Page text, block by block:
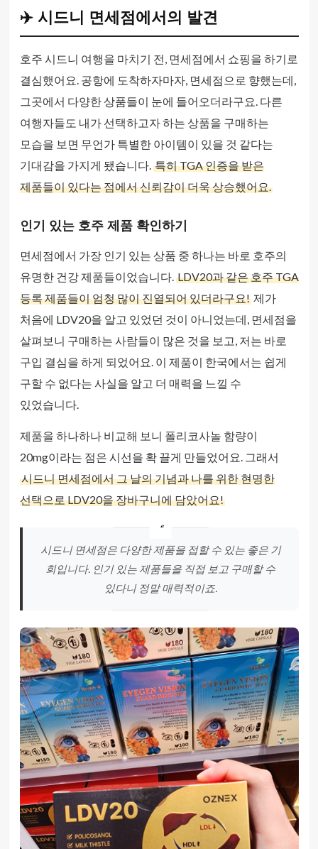
✈️ 시드니 면세점에서의 발견
호주 시드니 여행을 마치기 전, 면세점에서 쇼핑을 하기로
결심했어요. 공항에 도착하자마자, 면세점으로 향했는데,
그곳에서 다양한 상품들이 눈에 들어오더라구요. 다른
여행자들도 내가 선택하고자 하는 상품을 구매하는
모습을 보면 무언가 특별한 아이템이 있을 것 같다는
기대감을 가지게 됐습니다. 특히 TGA 인증을 받은
제품들이 있다는 점에서 신뢰감이 더욱 상승했어요.
인기 있는 호주 제품 확인하기
면세점에서 가장 인기 있는 상품 중 하나는 바로 호주의
유명한 건강 제품들이었습니다. LDV20과 같은 호주 TGA
등록 제품들이 엄청 많이 진열되어 있더라구요!제가
처음에 LDV20을 알고 있었던 것이 아니었는데, 면세점을
살펴보니 구매하는 사람들이 많은 것을 보고, 저는 바로
구입 결심을 하게 되었어요. 이 제품이 한국에서는 쉽게
구할 수 없다는 사실을 알고 더 매력을 느낄 수
있었습니다.
제품을 하나하나 비교해 보니 폴리코사놀 함량이
20mg이라는 점은 시선을 확 끌게 만들었어요. 그래서
시드니 면세점에서 그 날의 기념과 나를 위한 현명한
선택으로 LDV20을 장바구니에 담았어요!
시드니 면세점은 다양한 제품을 접할 수 있는 좋은 기
회입니다. 인기 있는 제품들을 직접 보고 구매할 수
있다니 정말 매력적이죠.